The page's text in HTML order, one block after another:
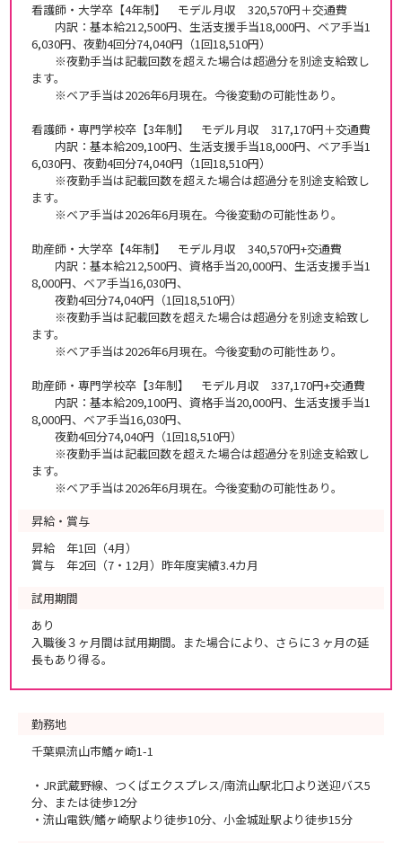
看護師・大学卒【4年制】 モデル月収 320,570円＋交通費
内訳：基本給212,500円、生活支援手当18,000円、ベア手当1
6,030円、夜勤4回分74,040円（1回18,510円）
※夜勤手当は記載回数を超えた場合は超過分を別途支給致し
ます。
※ベア手当は2026年6月現在。今後変動の可能性あり。
看護師・専門学校卒【3年制】 モデル月収 317,170円＋交通費
内訳：基本給209,100円、生活支援手当18,000円、ベア手当1
6,030円、夜勤4回分74,040円（1回18,510円）
※夜勤手当は記載回数を超えた場合は超過分を別途支給致し
ます。
※ベア手当は2026年6月現在。今後変動の可能性あり。
助産師・大学卒【4年制】 モデル月収 340,570円+交通費
内訳：基本給212,500円、資格手当20,000円、生活支援手当1
8,000円、ベア手当16,030円、
夜勤4回分74,040円（1回18,510円）
※夜勤手当は記載回数を超えた場合は超過分を別途支給致し
ます。
※ベア手当は2026年6月現在。今後変動の可能性あり。
助産師・専門学校卒【3年制】 モデル月収 337,170円+交通費
内訳：基本給209,100円、資格手当20,000円、生活支援手当1
8,000円、ベア手当16,030円、
夜勤4回分74,040円（1回18,510円）
※夜勤手当は記載回数を超えた場合は超過分を別途支給致し
ます。
※ベア手当は2026年6月現在。今後変動の可能性あり。
昇給・賞与
昇給 年1回（4月）
賞与 年2回（7・12月）昨年度実績3.4カ月
試用期間
あり
入職後３ヶ月間は試用期間。また場合により、さらに３ヶ月の延
長もあり得る。
勤務地
千葉県流山市鰭ヶ崎1-1
・JR武蔵野線、つくばエクスプレス/南流山駅北口より送迎バス5
分、または徒歩12分
・流山電鉄/鰭ヶ崎駅より徒歩10分、小金城趾駅より徒歩15分